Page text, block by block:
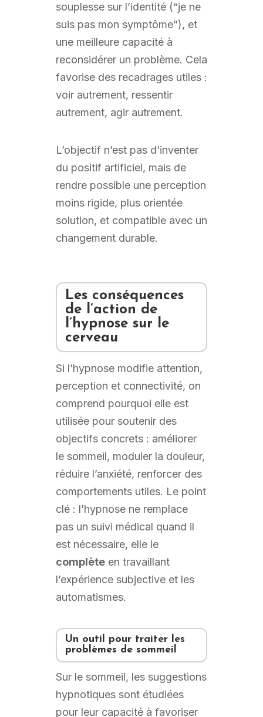
souplesse sur l’identité (“je ne
suis pas mon symptôme”), et
une meilleure capacité à
reconsidérer un problème. Cela
favorise des recadrages utiles :
voir autrement, ressentir
autrement, agir autrement.
L’objectif n’est pas d’inventer
du positif artificiel, mais de
rendre possible une perception
moins rigide, plus orientée
solution, et compatible avec un
changement durable.
Les conséquences
de l’action de
l’hypnose sur le
cerveau
Si l’hypnose modifie attention,
perception et connectivité, on
comprend pourquoi elle est
utilisée pour soutenir des
objectifs concrets : améliorer
le sommeil, moduler la douleur,
réduire l’anxiété, renforcer des
comportements utiles. Le point
clé : l’hypnose ne remplace
pas un suivi médical quand il
est nécessaire, elle le
complèteen travaillant
l’expérience subjective et les
automatismes.
Un outil pour traiter les
problèmes de sommeil
Sur le sommeil, les suggestions
hypnotiques sont étudiées
pour leur capacité à favoriser